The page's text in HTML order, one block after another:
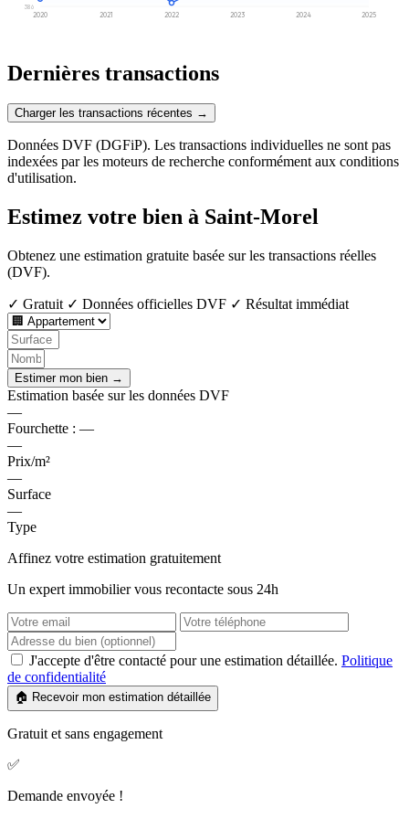
386
2020 2021 2022 2023 2024 2025
Dernières transactions
Charger les transactions récentes →
Données DVF (DGFiP). Les transactions individuelles ne sont pas
indexées par les moteurs de recherche conformément aux conditions
d'utilisation.
Estimez votre bien à Saint-Morel
Obtenez une estimation gratuite basée sur les transactions réelles
(DVF).
✓ Gratuit ✓ Données officielles DVF ✓ Résultat immédiat
Estimer mon bien →
Estimation basée sur les données DVF
—
Fourchette : —
—
Prix/m²
—
Surface
—
Type
Affinez votre estimation gratuitement
Un expert immobilier vous recontacte sous 24h
J'accepte d'être contacté pour une estimation détaillée. Politique
de confidentialité
🏠 Recevoir mon estimation détaillée
Gratuit et sans engagement
✅
Demande envoyée !